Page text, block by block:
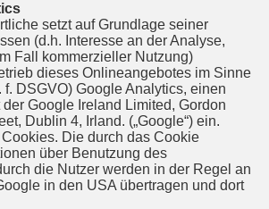
setzt auf Grundlage seiner
(d.h. Interesse an der Analyse,
Fall kommerzieller Nutzung)
dieses Onlineangebotes im Sinne
f. DSGVO) Google Analytics, einen
Google Ireland Limited, Gordon
Dublin 4, Irland. („Google“) ein.
Die durch das Cookie
über Benutzung des
die Nutzer werden in der Regel an
in den USA übertragen und dort